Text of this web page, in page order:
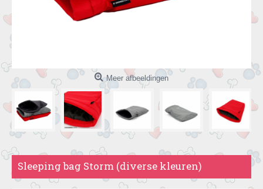
Meer afbeeldingen
Sleeping bag Storm (diverse kleuren)